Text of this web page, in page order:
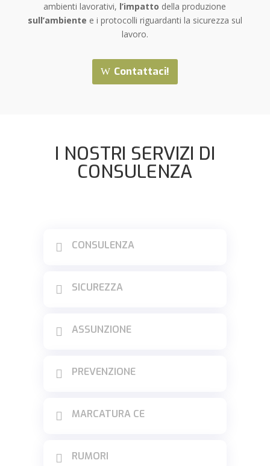
ambienti lavorativi, l’impatto della produzione
sull’ambiente e i protocolli riguardanti la sicurezza sul
lavoro.
Contattaci!
I NOSTRI SERVIZI DI
CONSULENZA
 CONSULENZA
 SICUREZZA
 ASSUNZIONE
 PREVENZIONE
 MARCATURA CE
 RUMORI